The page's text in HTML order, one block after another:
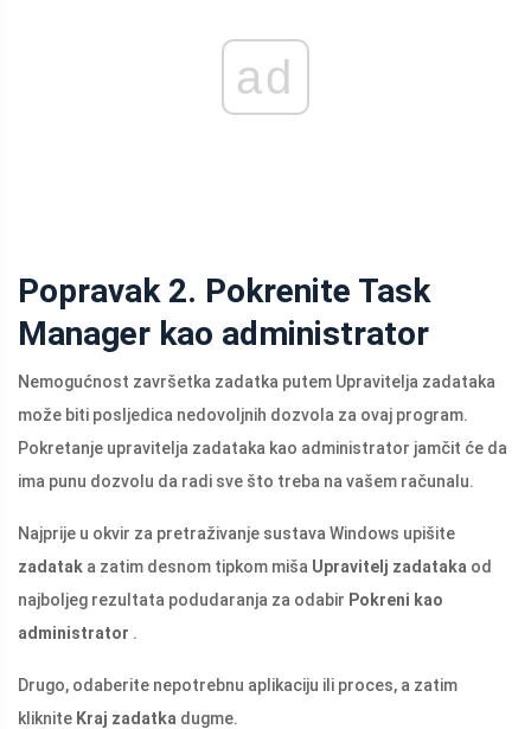
ad
Popravak 2. Pokrenite Task
Manager kao administrator
Nemogućnost završetka zadatka putem Upravitelja zadataka
može biti posljedica nedovoljnih dozvola za ovaj program.
Pokretanje upravitelja zadataka kao administrator jamčit će da
ima punu dozvolu da radi sve što treba na vašem računalu.
Najprije u okvir za pretraživanje sustava Windows upišite
zadatak a zatim desnom tipkom miša Upravitelj zadataka od
najboljeg rezultata podudaranja za odabir Pokreni kao
administrator .
Drugo, odaberite nepotrebnu aplikaciju ili proces, a zatim
kliknite Kraj zadatka dugme.